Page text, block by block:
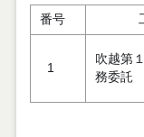
番号 工
1
吹越第
務委託